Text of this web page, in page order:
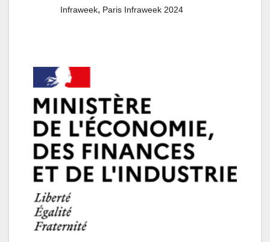
Infraweek, Paris Infraweek 2024